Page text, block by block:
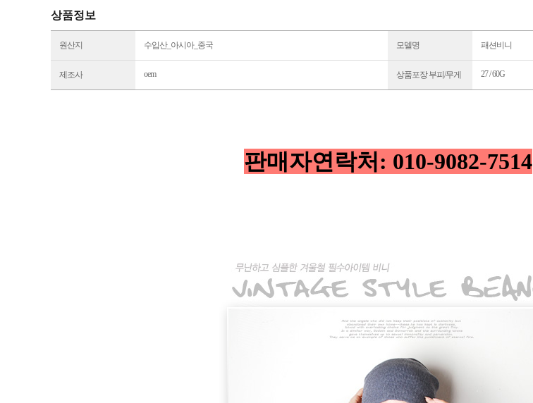
상품정보
원산지 수입산_아시아_중국 모델명 패션비니
제조사 oem 상품포장 부피/무게 27 / 60G
판매자연락처: 010-9082-7514